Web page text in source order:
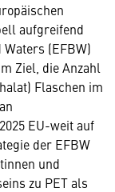
aufgreifend
(EFBW)
Ziel, die Anzahl
Flaschen im
EU-weit auf
der EFBW
und
zu PET als